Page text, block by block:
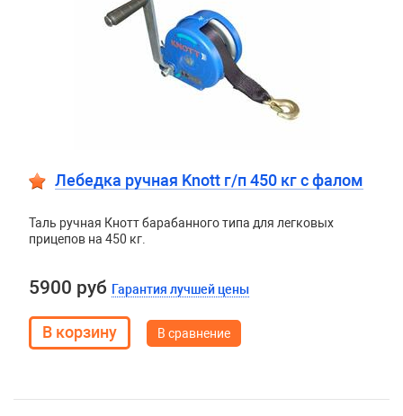
Лебедка ручная Knott г/п 450 кг c фалом
Таль ручная Кнотт барабанного типа для легковых
прицепов на 450 кг.
5900 руб Гарантия лучшей цены
В сравнение